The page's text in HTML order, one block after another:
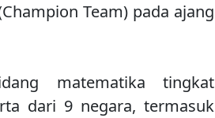
Team) pada ajang
matematika tingkat
dari 9 negara, termasuk